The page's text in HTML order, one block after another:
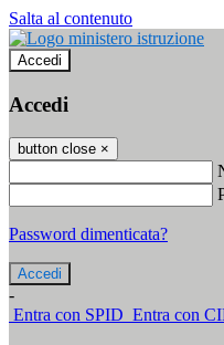
Salta al contenuto
Accedi
Accedi
button close ×
Password dimenticata?
-
Entra con SPID Entra con